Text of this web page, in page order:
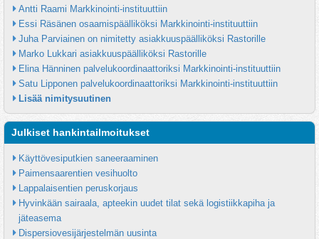
Antti Raami Markkinointi-instituuttiin
Essi Räsänen osaamispäälliköksi Markkinointi-instituuttiin
Juha Parviainen on nimitetty asiakkuuspäälliköksi Rastorille
Marko Lukkari asiakkuuspäälliköksi Rastorille
Elina Hänninen palvelukoordinaattoriksi Markkinointi-instituuttiin
Satu Lipponen palvelukoordinaattoriksi Markkinointi-instituuttiin
Lisää nimitysuutinen
Julkiset hankintailmoitukset
Käyttövesiputkien saneeraaminen
Paimensaarentien vesihuolto
Lappalaisentien peruskorjaus
Hyvinkään sairaala, apteekin uudet tilat sekä logistiikkapiha ja
jäteasema
Dispersiovesijärjestelmän uusinta